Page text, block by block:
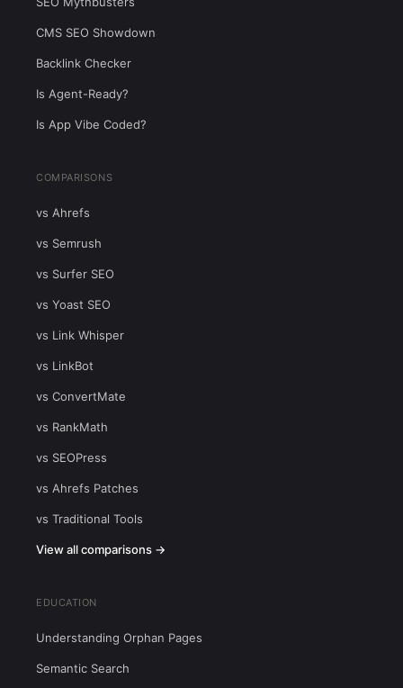
CMS SEO Showdown
Backlink Checker
Is Agent-Ready?
Is App Vibe Coded?
COMPARISONS
vs Ahrefs
vs Semrush
vs Surfer SEO
vs Yoast SEO
vs Link Whisper
vs LinkBot
vs ConvertMate
vs RankMath
vs SEOPress
vs Ahrefs Patches
vs Traditional Tools
View all comparisons →
EDUCATION
Understanding Orphan Pages
Semantic Search